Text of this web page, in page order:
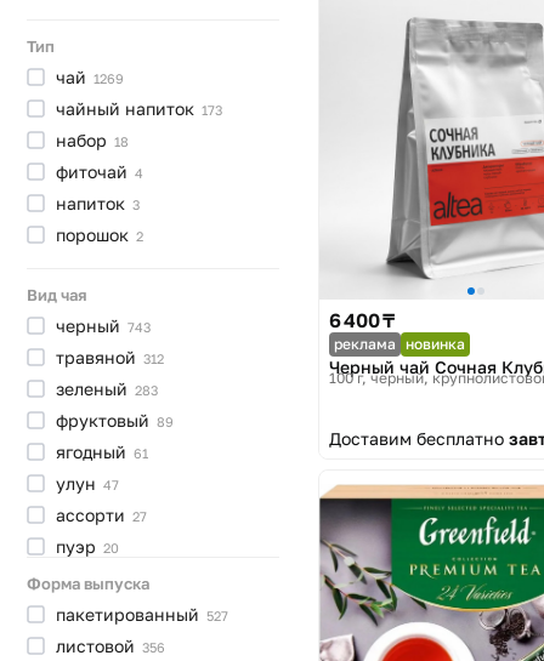
Тип
чай 1269
чайный напиток 173
набор 18
фиточай 4
напиток 3
порошок 2
Вид чая
черный 743
травяной 312
зеленый 283
фруктовый 89
ягодный 61
улун 47
ассорти 27
пуэр 20
каркадэ 19
гречишный 12
цветочный10
Форма выпуска
пакетированный 527
листовой 356
6 400 ₸
реклама новинка
Черный чай Сочная
100 г, черный,
Доставим бесплатно